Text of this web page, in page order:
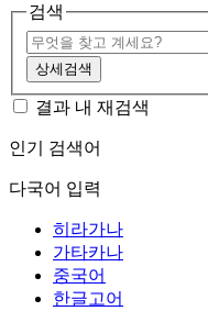
검색
상세검색
결과 내 재검색
인기 검색어
다국어 입력
히라가나
가타카나
중국어
한글고어